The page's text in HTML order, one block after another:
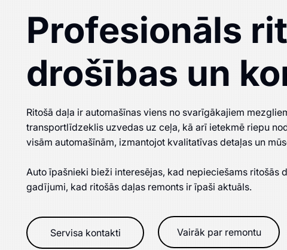
Profesionāls
drošības un
Ritošā daļa ir automašīnas viens no svarīgākajiem
transportlīdzeklis uzvedas uz ceļa, kā arī ietekmē riepu
visām automašīnām, izmantojot kvalitatīvas detaļas un
Auto īpašnieki bieži interesējas, kad nepieciešams
gadījumi, kad ritošās daļas remonts ir īpaši aktuāls.
Servisa kontakti Vairāk par remontu